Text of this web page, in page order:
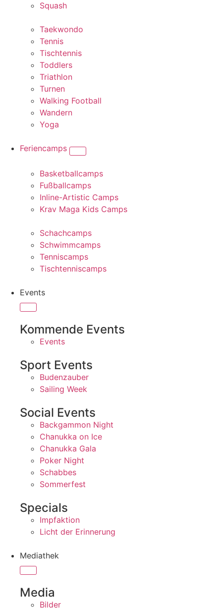
Squash
Taekwondo
Tennis
Tischtennis
Toddlers
Triathlon
Turnen
Walking Football
Wandern
Yoga
Feriencamps
Basketballcamps
Fußballcamps
Inline-Artistic Camps
Krav Maga Kids Camps
Schachcamps
Schwimmcamps
Tenniscamps
Tischtenniscamps
Events
Kommende Events
Events
Sport Events
Budenzauber
Sailing Week
Social Events
Backgammon Night
Chanukka on Ice
Chanukka Gala
Poker Night
Schabbes
Sommerfest
Specials
Impfaktion
Licht der Erinnerung
Mediathek
Media
Bilder